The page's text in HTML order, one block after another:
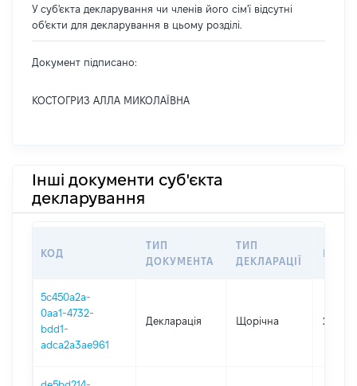
У суб'єкта декларування чи членів його сім'ї відсутні
об'єкти для декларування в цьому розділі.
Документ підписано:
КОСТОГРИЗ АЛЛА МИКОЛАЇВНА
Інші документи суб'єкта
декларування
КОД
ТИП
ДОКУМЕНТА
ТИП
ДЕКЛАРАЦІЇ
5c450a2a-
0aa1-4732-
bdd1-
adca2a3ae961
Декларація Щорічна 2025